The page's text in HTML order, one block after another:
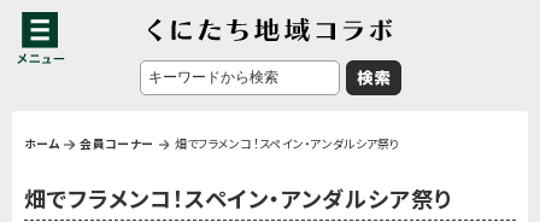
ホーム 会員コーナー 畑でフラメンコ！スペイン・アンダルシア祭り
畑でフラメンコ！スペイン・アンダルシア祭り